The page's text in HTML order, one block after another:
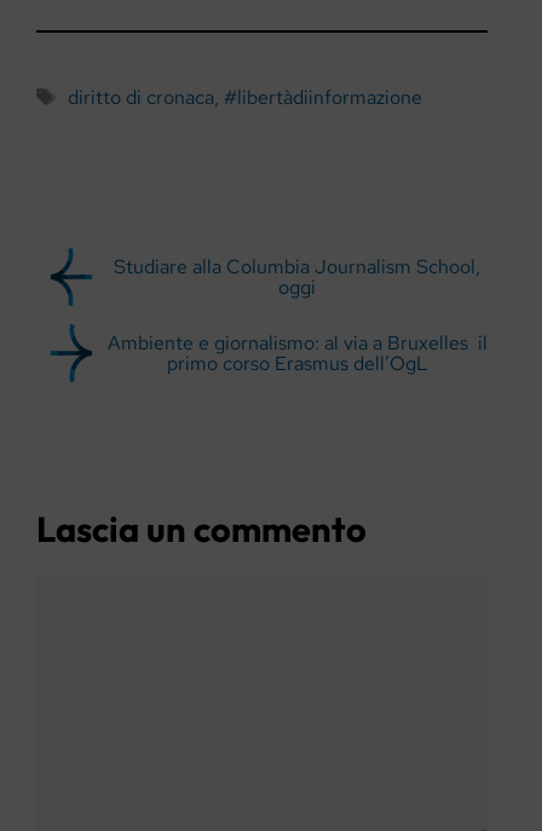
Tag
diritto di cronaca, #libertàdiinformazione
Studiare alla Columbia Journalism School,
oggi
Ambiente e giornalismo: al via a Bruxelles il
primo corso Erasmus dell’OgL
Lascia un commento